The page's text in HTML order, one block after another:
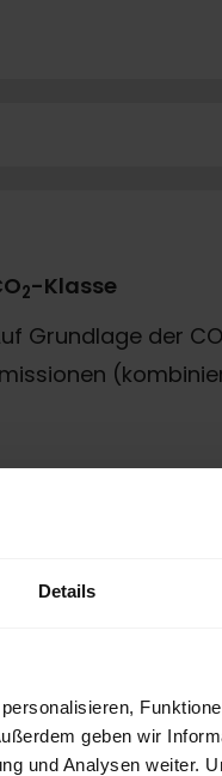
Details
geben wir
und Analysen weiter.
2-Klasse
Grundlage der CO